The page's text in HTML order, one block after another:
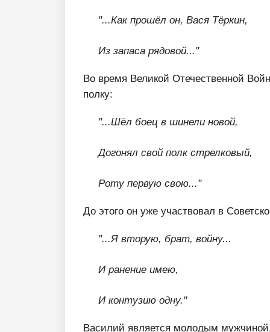
"...Как прошёл он, Вася Тёркин,
Из запаса рядовой..."
Во время Великой Отечественной
полку:
"...Шёл боец в шинели новой,
Догонял свой полк стрелковый,
Роту первую свою..."
До этого он уже участвовал в
"...Я вторую, брат, войну...
И ранение имею,
И контузию одну."
Василий является молодым